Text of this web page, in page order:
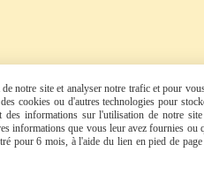
notre site et analyser notre trafic et pour
cookies ou d'autres technologies pour
informations sur l'utilisation de notre
informations que vous leur avez fournies
pour 6 mois, à l'aide du lien en pied de